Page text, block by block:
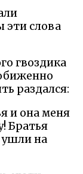
эти слова
гвоздика
раздался:
и она меня
Братья
ушли на